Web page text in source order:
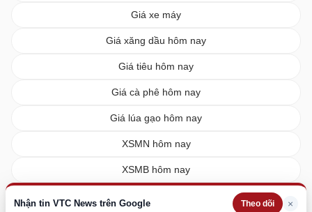
Nhận tin VTC News trên Google Theo dõi ×
Giá xe máy
Giá xăng dầu hôm nay
Giá tiêu hôm nay
Giá cà phê hôm nay
Giá lúa gạo hôm nay
XSMN hôm nay
XSMB hôm nay